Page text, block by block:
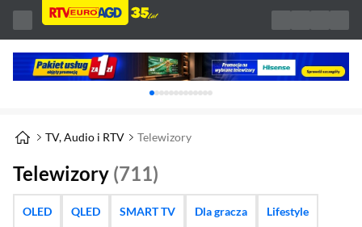
Karuzela z banerami, aktualny element 1 z
TV, Audio i RTV Telewizory
Telewizory (711)
OLED QLED SMART TV Dla gracza Lifestyle